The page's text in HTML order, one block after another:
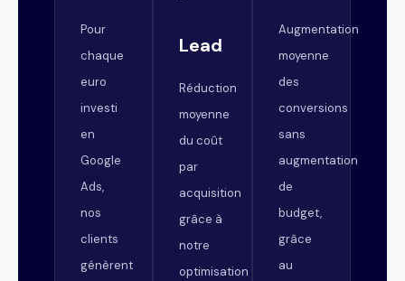
Pour
chaque
euro
investi
en
Google
Ads,
nos
clients
génèrent
Lead
Réduction
moyenne
du coût
par
acquisition
grâce à
notre
optimisation
Augmentation
moyenne
des
conversions
sans
augmentation
de
budget,
grâce
au